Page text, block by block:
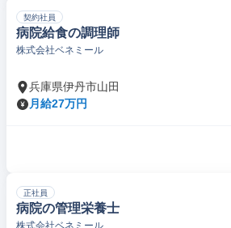
契約社員
病院給食の調理師
株式会社ベネミール
兵庫県伊丹市山田
月給27万円
正社員
病院の管理栄養士
株式会社ベネミール